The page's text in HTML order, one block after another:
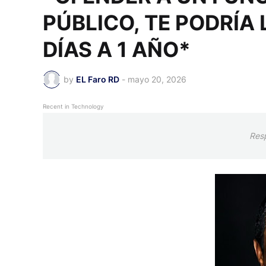
PÚBLICO, TE PODRÍA
DÍAS A 1 AÑO*
by EL Faro RD - mayo 20, 2026
Recent in Technology